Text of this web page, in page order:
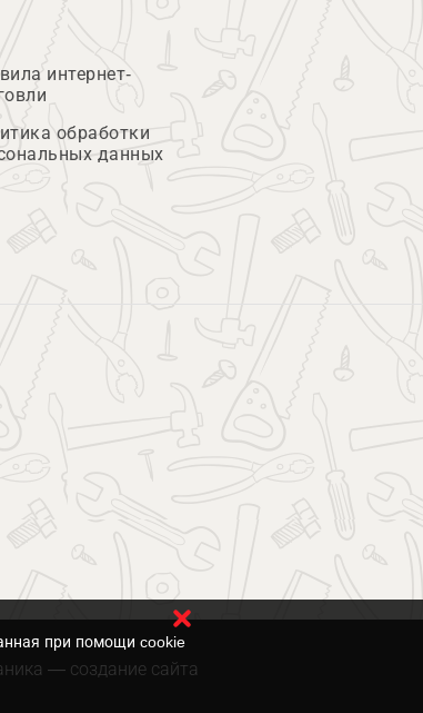
интернет-
обработки
данных
— создание сайта
при помощи cookie